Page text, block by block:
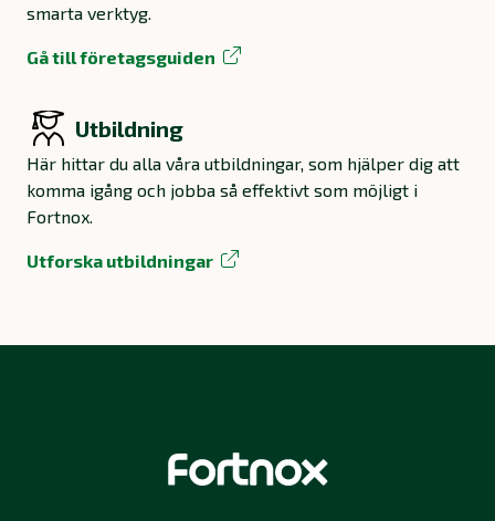
smarta verktyg.
Gå till företagsguiden
Utbildning
Här hittar du alla våra utbildningar, som hjälper dig att
komma igång och jobba så effektivt som möjligt i
Fortnox.
Utforska utbildningar